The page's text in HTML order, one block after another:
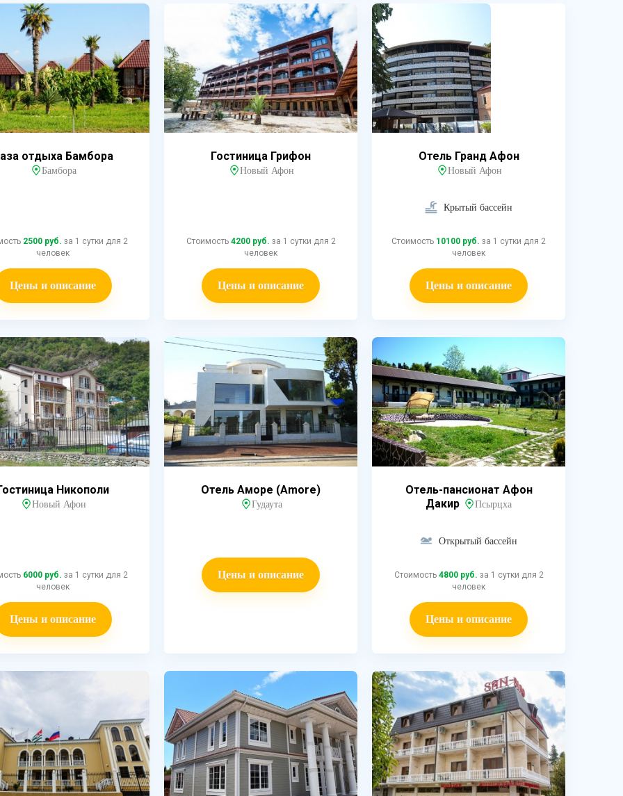
отдыха Бамбора
Бамбора
2500 руб. за 1 сутки для 2
человек
Цены и описание
Гостиница Грифон
Новый Афон
Стоимость 4200 руб. за 1 сутки для 2
человек
Цены и описание
Отель Гранд Афон
Новый Афон
Крытый бассейн
Стоимость 10100 руб. за 1 сутки для 2
человек
Цены и описание
Никополи
Новый Афон
6000 руб. за 1 сутки для 2
человек
Цены и описание
Отель Аморе (Amore)
Гудаута
Цены и описание
Отель-пансионат Афон
Дакир
Псырцха
Открытый бассейн
Стоимость 4800 руб. за 1 сутки для 2
человек
Цены и описание